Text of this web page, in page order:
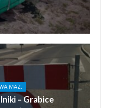
MAZ.
– Grabice